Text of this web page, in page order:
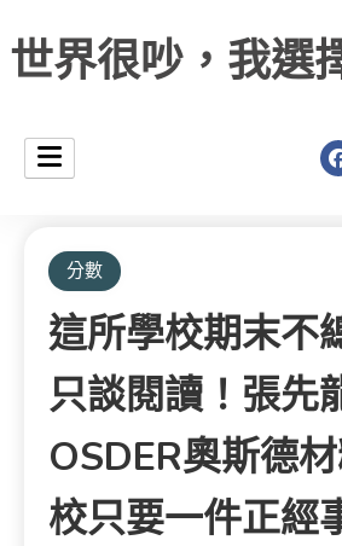
世界很吵，我選
分數
這所學校期末不
只談閱讀！張先
OSDER奧斯德
校只要一件正經